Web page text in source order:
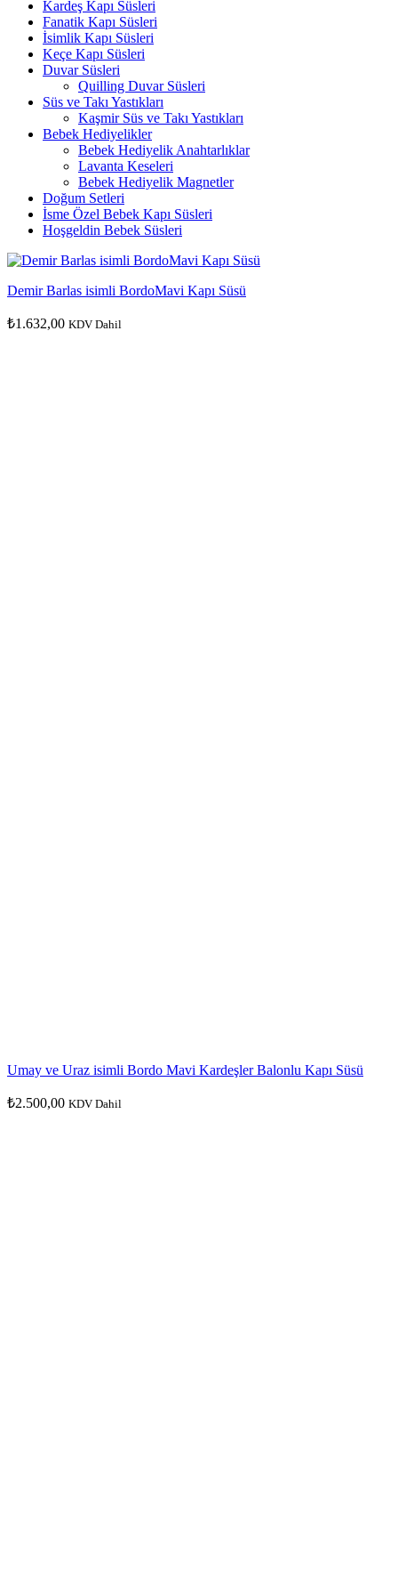
Kardeş Kapı Süsleri
Fanatik Kapı Süsleri
İsimlik Kapı Süsleri
Keçe Kapı Süsleri
Duvar Süsleri
Quilling Duvar Süsleri
Süs ve Takı Yastıkları
Kaşmir Süs ve Takı Yastıkları
Bebek Hediyelikler
Bebek Hediyelik Anahtarlıklar
Lavanta Keseleri
Bebek Hediyelik Magnetler
Doğum Setleri
İsme Özel Bebek Kapı Süsleri
Hoşgeldin Bebek Süsleri
Demir Barlas isimli BordoMavi Kapı Süsü
₺1.632,00 KDV Dahil
Umay ve Uraz isimli Bordo Mavi Kardeşler Balonlu Kapı Süsü
₺2.500,00 KDV Dahil